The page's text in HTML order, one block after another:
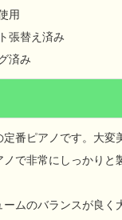
用
張替え済み
済み
定番ピアノです。大変
ノで非常にしっかりと
ームのバランスが良く